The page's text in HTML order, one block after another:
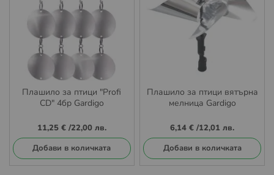
Плашило за птици "Profi
CD" 4бр Gardigo
11,25 €/22,00 лв.
Добави в количката
Плашило за птици вятърна
мелница Gardigo
6,14 € /12,01 лв.
Добави в количката